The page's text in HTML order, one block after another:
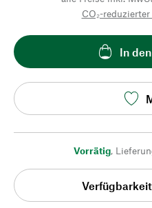
CO₂-
In
Vorrätig,